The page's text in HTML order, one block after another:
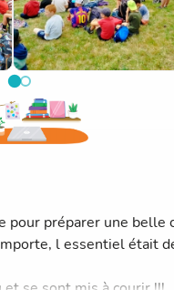
journée : Albert,
cette sortie
préparer une belle
l essentiel était